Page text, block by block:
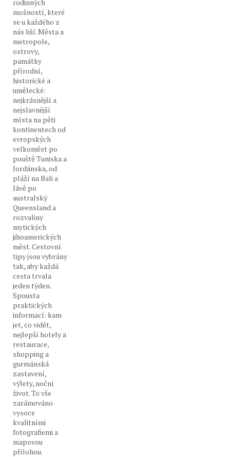
rodinných
možností, které
se u každého z
nás liší. Města a
metropole,
ostrovy,
památky
přírodní,
historické a
umělecké:
nejkrásnější a
nejslavnější
místa na pěti
kontinentech od
evropských
velkoměst po
pouště Tuniska a
Jordánska, od
pláží na Bali a
Jávě po
australský
Queensland a
rozvaliny
mytických
jihoamerických
měst. Cestovní
tipy jsou vybrány
tak, aby každá
cesta trvala
jeden týden.
Spousta
praktických
informací: kam
jet, co vidět,
nejlepší hotely a
restaurace,
shopping a
gurmánská
zastavení,
výlety, noční
život. To vše
zarámováno
vysoce
kvalitními
fotografiemi a
mapovou
přílohou.